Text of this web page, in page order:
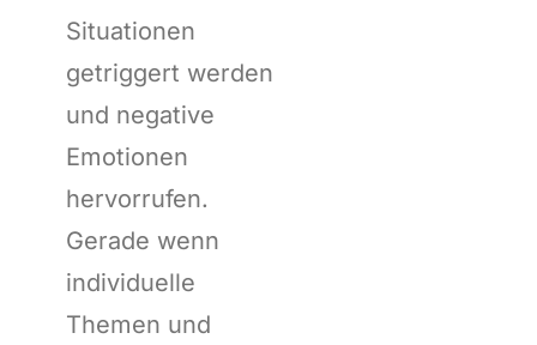
Situationen
getriggert werden
und negative
Emotionen
hervorrufen.
Gerade wenn
individuelle
Themen und